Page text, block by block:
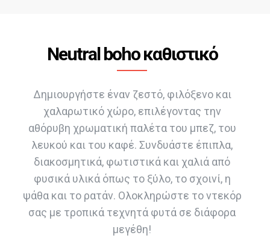
Neutral boho καθιστικό
Δημιουργήστε έναν ζεστό, φιλόξενο και
χαλαρωτικό χώρο, επιλέγοντας την
αθόρυβη χρωματική παλέτα του μπεζ, του
λευκού και του καφέ. Συνδυάστε έπιπλα,
διακοσμητικά, φωτιστικά και χαλιά από
φυσικά υλικά όπως το ξύλο, το σχοινί, η
ψάθα και το ρατάν. Ολοκληρώστε το ντεκόρ
σας με τροπικά τεχνητά φυτά σε διάφορα
μεγέθη!